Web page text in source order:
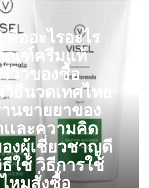
คืออะไรอะไร
ณฑ์ครีมแท้
วิวของซื้อ
ธีนวดเทศไทย
นขายยาของ
เละความคิด
งผู้เชี่ยวชาญดี
ใช้ วิธีการใช้
หมสั่งซื้อ